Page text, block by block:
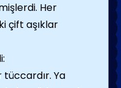
Her
çift aşıklar
tüccardır. Ya